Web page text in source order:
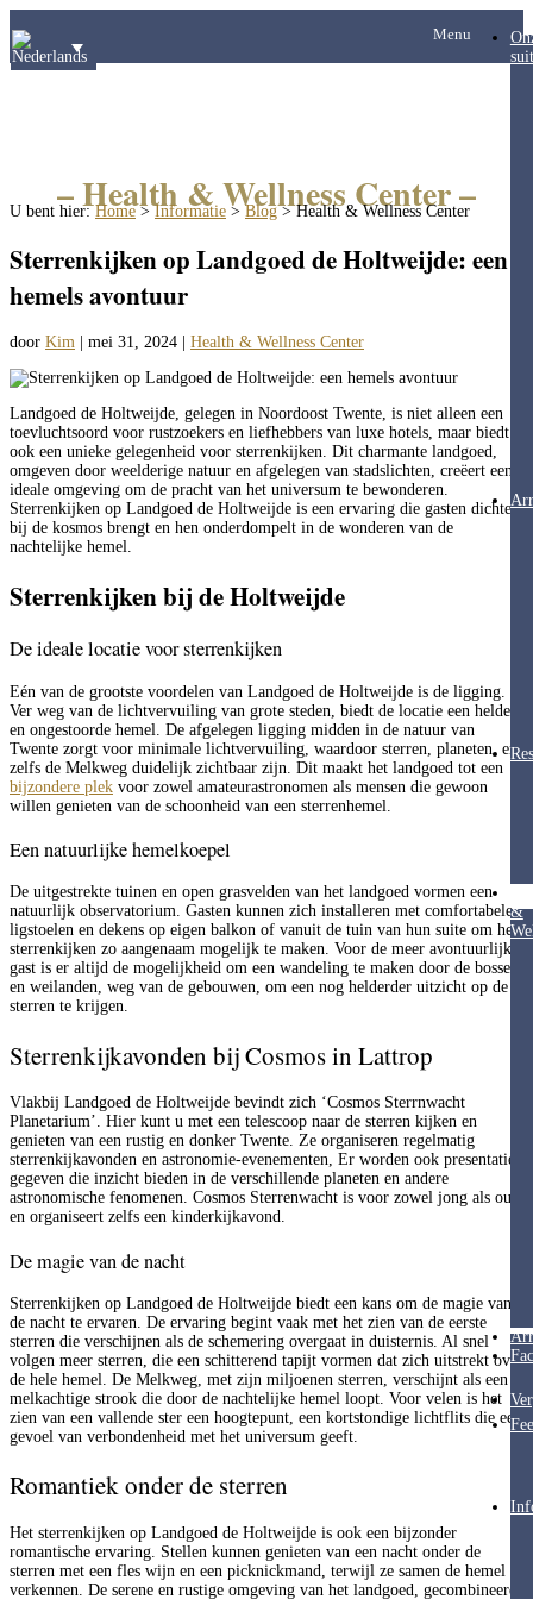
Menu
&
– Health & Wellness Center –
U bent hier:Home>Informatie >Blog>Health & Wellness Center
Sterrenkijken op Landgoed de Holtweijde: een
hemels avontuur
door Kim mei 31, 2024 Health & Wellness Center
Landgoed de Holtweijde, gelegen in Noordoost Twente, is niet alleen een
toevluchtsoord voor rustzoekers en liefhebbers van luxe hotels, maar biedt
ook een unieke gelegenheid voor sterrenkijken. Dit charmante landgoed,
omgeven door weelderige natuur en afgelegen van stadslichten, creëert een
ideale omgeving om de pracht van het universum te bewonderen.
Sterrenkijken op Landgoed de Holtweijde is een ervaring die gasten dichter
bij de kosmos brengt en hen onderdompelt in de wonderen van de
nachtelijke hemel.
Sterrenkijken bij de Holtweijde
De ideale locatie voor sterrenkijken
Eén van de grootste voordelen van Landgoed de Holtweijde is de ligging.
Ver weg van de lichtvervuiling van grote steden, biedt de locatie een heldere
en ongestoorde hemel. De afgelegen ligging midden in de natuur van
Twente zorgt voor minimale lichtvervuiling, waardoor sterren, planeten, en
zelfs de Melkweg duidelijk zichtbaar zijn. Dit maakt het landgoed tot een
bijzondere plek voor zowel amateurastronomen als mensen die gewoon
willen genieten van de schoonheid van een sterrenhemel.
Een natuurlijke hemelkoepel
De uitgestrekte tuinen en open grasvelden van het landgoed vormen een
natuurlijk observatorium. Gasten kunnen zich installeren met comfortabele
ligstoelen en dekens op eigen balkon of vanuit de tuin van hun suite om het
sterrenkijken zo aangenaam mogelijk te maken. Voor de meer avontuurlijke
gast is er altijd de mogelijkheid om een wandeling te maken door de bossen
en weilanden, weg van de gebouwen, om een nog helderder uitzicht op de
sterren te krijgen.
Sterrenkijkavonden bij Cosmos in Lattrop
Vlakbij Landgoed de Holtweijde bevindt zich ‘Cosmos Sterrnwacht
Planetarium’. Hier kunt u met een telescoop naar de sterren kijken en
genieten van een rustig en donker Twente. Ze organiseren regelmatig
sterrenkijkavonden en astronomie-evenementen, Er worden ook presentaties
gegeven die inzicht bieden in de verschillende planeten en andere
astronomische fenomenen. Cosmos Sterrenwacht is voor zowel jong als oud
en organiseert zelfs een kinderkijkavond.
De magie van de nacht
Sterrenkijken op Landgoed de Holtweijde biedt een kans om de magie van
de nacht te ervaren. De ervaring begint vaak met het zien van de eerste
sterren die verschijnen als de schemering overgaat in duisternis. Al snel
volgen meer sterren, die een schitterend tapijt vormen dat zich uitstrekt over
de hele hemel. De Melkweg, met zijn miljoenen sterren, verschijnt als een
melkachtige strook die door de nachtelijke hemel loopt. Voor velen is het
zien van een vallende ster een hoogtepunt, een kortstondige lichtflits die een
gevoel van verbondenheid met het universum geeft.
Romantiek onder de sterren
Het sterrenkijken op Landgoed de Holtweijde is ook een bijzonder
romantische ervaring. Stellen kunnen genieten van een nacht onder de
sterren met een fles wijn en een picknickmand, terwijl ze samen de hemel
verkennen. De serene en rustige omgeving van het landgoed, gecombineerd